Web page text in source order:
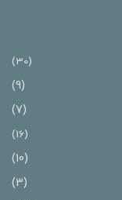
(30)
(9)
(7)
(16)
(10)
(3)